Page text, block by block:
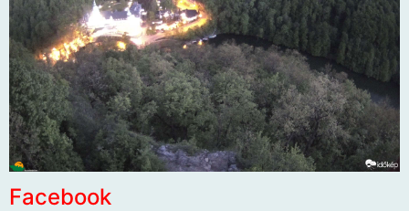
Facebook